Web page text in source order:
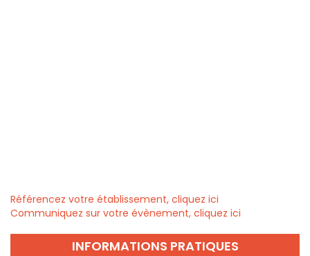
Référencez votre établissement, cliquez ici
Communiquez sur votre évènement, cliquez ici
INFORMATIONS PRATIQUES